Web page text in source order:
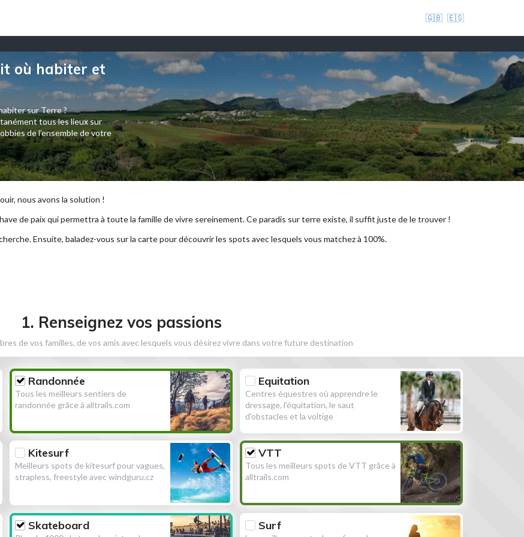
🇬🇧 🇪🇸
où habiter et
sur Terre ?
tous les lieux sur
de l’ensemble de votre
nous avons la solution !
de paix qui permettra à toute la famille de vivre sereinement. Ce paradis sur terre existe, il suffit juste de le trouver !
Ensuite, baladez-vous sur la carte pour découvrir les spots avec lesquels vous matchez à 100%.
1. Renseignez vos passions
de vos familles, de vos amis avec lesquels vous désirez vivre dans votre future destination
Randonnée
Tous les meilleurs sentiers de
randonnée grâce à alltrails.com
Equitation
Centres équestres où apprendre le
dressage, l'équitation, le saut
d'obstacles et la voltige
Kitesurf
Meilleurs spots de kitesurf pour vagues,
strapless, freestyle avec windguru.cz
VTT
Tous les meilleurs spots de VTT grâce à
alltrails.com
Skateboard Surf